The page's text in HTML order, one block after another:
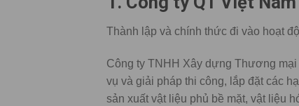
Thành lập và chính thức đi vào hoạt
Công ty TNHH Xây dựng Thương
vụ và giải pháp thi công, lắp đặt các
sản xuất vật liệu phủ bề mặt, vật liệu